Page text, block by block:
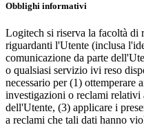
Obblighi informativi
Logitech si riserva la facoltà di
riguardanti l'Utente (inclusa
comunicazione da parte
o qualsiasi servizio ivi reso
necessario per (1) ottemperare
investigazioni o reclami
dell'Utente, (3) applicare i
a reclami che tali dati hanno